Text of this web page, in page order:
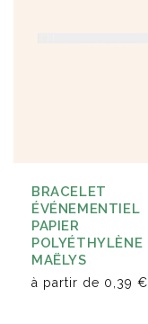
BRACELET
ÉVÉNEMENTIEL
PAPIER
POLYÉTHYLÈNE
MAËLYS
à partir de 0,39 €